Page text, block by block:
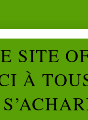
SITE
À